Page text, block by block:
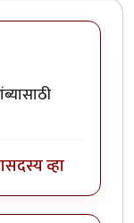
सदस्य व्हा